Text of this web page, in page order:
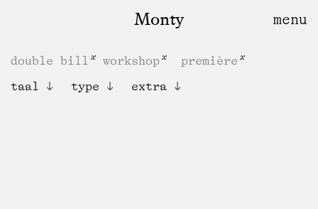
Monty
double bill workshop
première
taal
type extra